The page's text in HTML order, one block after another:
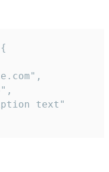
text"